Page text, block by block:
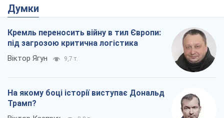
Думки
Кремль переносить війну в тил Європи:
під загрозою критична логістика
Віктор Ягун 9,7 т.
На якому боці історії виступає Дональд
Трамп?